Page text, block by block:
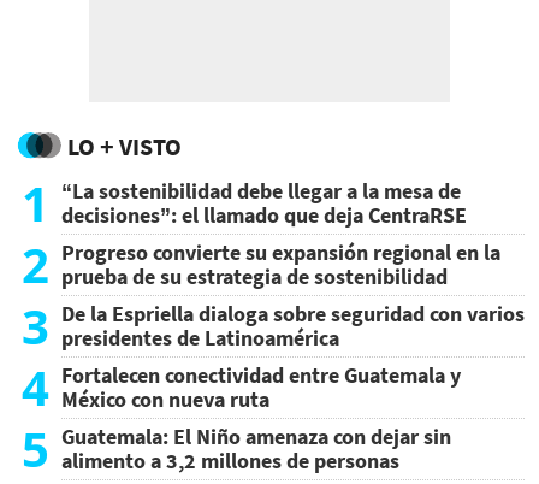
LO + VISTO
1
“La sostenibilidad debe llegar a la mesa de
decisiones”: el llamado que deja CentraRSE
2 Progreso convierte su expansión regional en la
prueba de su estrategia de sostenibilidad
3 De la Espriella dialoga sobre seguridad con varios
presidentes de Latinoamérica
4 Fortalecen conectividad entre Guatemala y
México con nueva ruta
5 Guatemala: El Niño amenaza con dejar sin
alimento a 3,2 millones de personas